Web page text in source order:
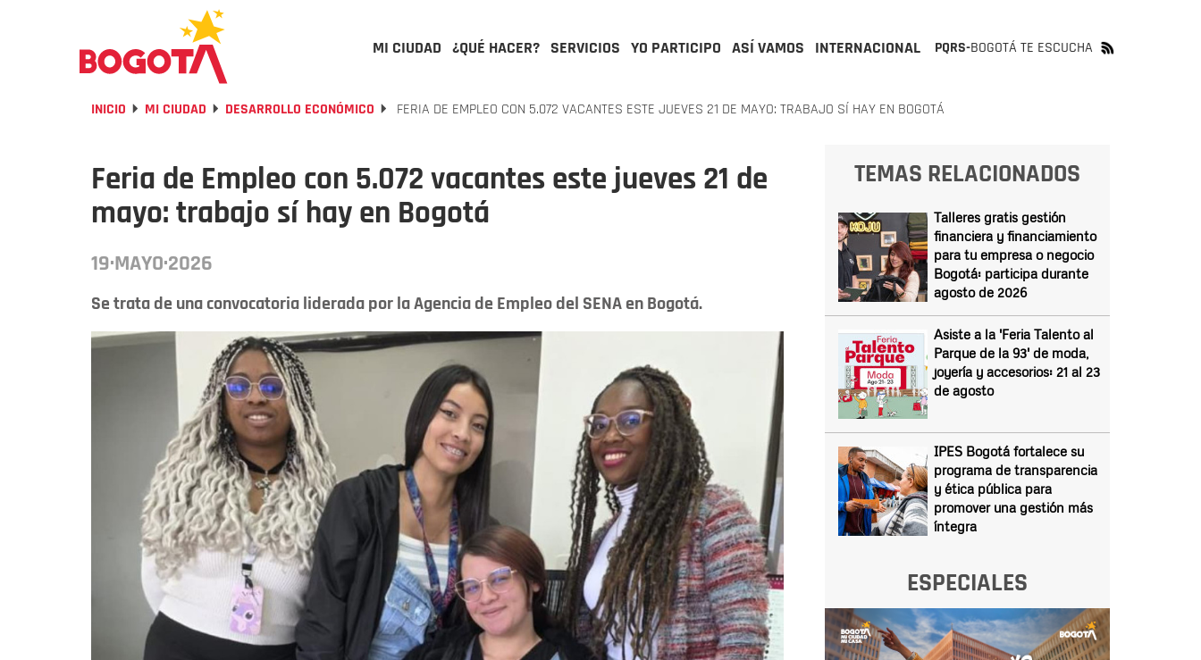
MI CIUDAD ¿QUÉ HACER? SERVICIOS YO PARTICIPO ASÍ VAMOS INTERNACIONAL PQRS-BOGOTÁ TE ESCUCHA
INICIO MI CIUDAD DESARROLLO ECONÓMICO FERIA DE EMPLEO CON 5.072 VACANTES ESTE JUEVES 21 DE MAYO: TRABAJO SÍ HAY EN BOGOTÁ
Feria de Empleo con 5.072 vacantes este jueves 21 de
mayo: trabajo sí hay en Bogotá
19·MAYO·2026
Se trata de una convocatoria liderada por la Agencia de Empleo del SENA en Bogotá.
TEMAS RELACIONADOS
Talleres gratis gestión
financiera y financiamiento
para tu empresa o negocio
Bogotá: participa durante
agosto de 2026
Asiste a la 'Feria Talento al
Parque de la 93' de moda,
joyería y accesorios: 21 al 23
de agosto
IPES Bogotá fortalece su
programa de transparencia
y ética pública para
promover una gestión más
íntegra
ESPECIALES